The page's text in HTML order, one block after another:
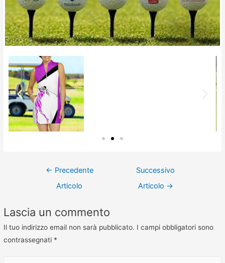
← Precedente
Articolo
Successivo
Articolo →
Lascia un commento
Il tuo indirizzo email non sarà pubblicato. I campi obbligatori sono
contrassegnati *